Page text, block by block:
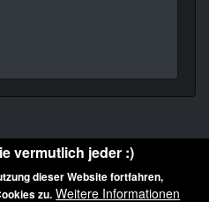
© 2010-2026 der Film Noir de. Alle
vermutlich jeder :)
dieser Website fortfahren,
zu. Weitere Informationen